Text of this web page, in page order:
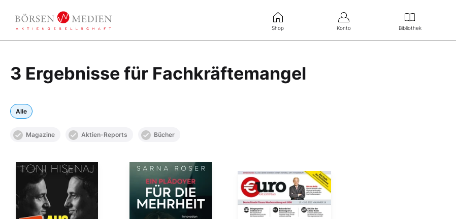
Shop Konto Bibliothek
3 Ergebnisse für Fachkräftemangel
Alle
Magazine Aktien-Reports Bücher